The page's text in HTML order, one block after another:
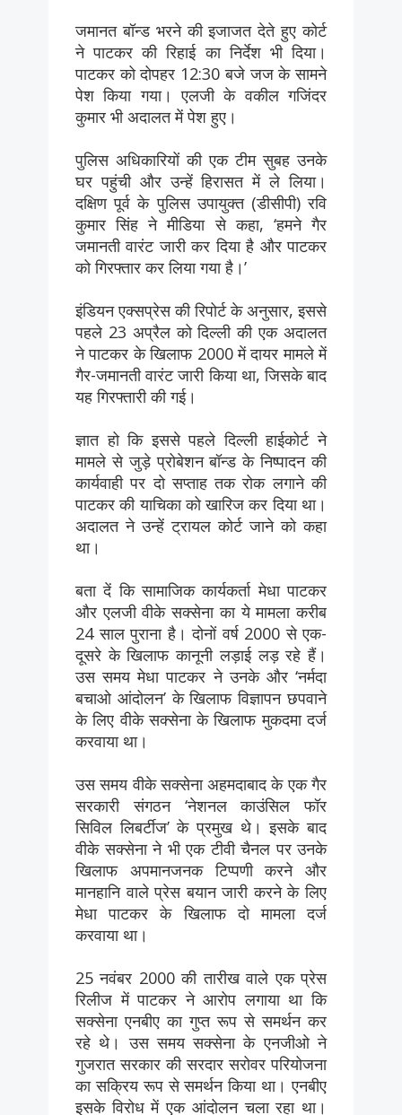
जमानत बॉन्ड भरने की इजाजत देते हुए कोर्ट
ने पाटकर की रिहाई का निर्देश भी दिया।
पाटकर को दोपहर 12:30 बजे जज के सामने
पेश किया गया। एलजी के वकील गजिंदर
कुमार भी अदालत में पेश हुए।
पुलिस अधिकारियों की एक टीम सुबह उनके
घर पहुंची और उन्हें हिरासत में ले लिया।
दक्षिण पूर्व के पुलिस उपायुक्त (डीसीपी) रवि
कुमार सिंह ने मीडिया से कहा, ‘हमने गैर
जमानती वारंट जारी कर दिया है और पाटकर
को गिरफ्तार कर लिया गया है।’
इंडियन एक्सप्रेस की रिपोर्ट के अनुसार, इससे
पहले 23 अप्रैल को दिल्ली की एक अदालत
ने पाटकर के खिलाफ 2000 में दायर मामले में
गैर-जमानती वारंट जारी किया था, जिसके बाद
यह गिरफ्तारी की गई।
ज्ञात हो कि इससे पहले दिल्ली हाईकोर्ट ने
मामले से जुड़े प्रोबेशन बॉन्ड के निष्पादन की
कार्यवाही पर दो सप्ताह तक रोक लगाने की
पाटकर की याचिका को खारिज कर दिया था।
अदालत ने उन्हें ट्रायल कोर्ट जाने को कहा
था।
बता दें कि सामाजिक कार्यकर्ता मेधा पाटकर
और एलजी वीके सक्सेना का ये मामला करीब
24 साल पुराना है। दोनों वर्ष 2000 से एक-
दूसरे के खिलाफ कानूनी लड़ाई लड़ रहे हैं।
उस समय मेधा पाटकर ने उनके और ‘नर्मदा
बचाओ आंदोलन’ के खिलाफ विज्ञापन छपवाने
के लिए वीके सक्सेना के खिलाफ मुकदमा दर्ज
करवाया था।
उस समय वीके सक्सेना अहमदाबाद के एक गैर
सरकारी संगठन ‘नेशनल काउंसिल फॉर
सिविल लिबर्टीज’ के प्रमुख थे। इसके बाद
वीके सक्सेना ने भी एक टीवी चैनल पर उनके
खिलाफ अपमानजनक टिप्पणी करने और
मानहानि वाले प्रेस बयान जारी करने के लिए
मेधा पाटकर के खिलाफ दो मामला दर्ज
करवाया था।
25 नवंबर 2000 की तारीख वाले एक प्रेस
रिलीज में पाटकर ने आरोप लगाया था कि
सक्सेना एनबीए का गुप्त रूप से समर्थन कर
रहे थे। उस समय सक्सेना के एनजीओ ने
गुजरात सरकार की सरदार सरोवर परियोजना
का सक्रिय रूप से समर्थन किया था। एनबीए
इसके विरोध में एक आंदोलन चला रहा था।